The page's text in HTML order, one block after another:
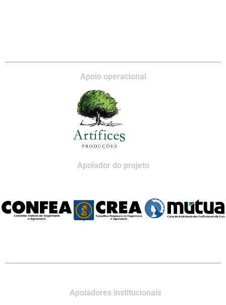
Apoio operacional
Apoiador do projeto
Apoiadores institucionais